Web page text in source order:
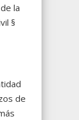
la
§
de